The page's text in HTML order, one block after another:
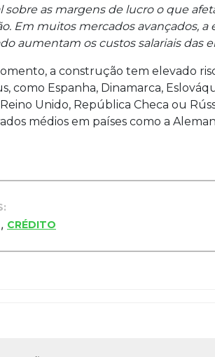
sobre as margens de lucro o que
Em muitos mercados avançados, a
aumentam os custos salariais das
a construção tem elevado
como Espanha, Dinamarca,
Unido, República Checa ou
médios em países como a
, CRÉDITO